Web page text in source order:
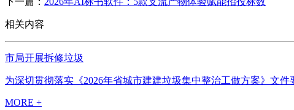
相关内容
市局开展拆修垃圾
为深切贯彻落实《2026年省城市建建垃圾集中整治工做方案》文
MORE +